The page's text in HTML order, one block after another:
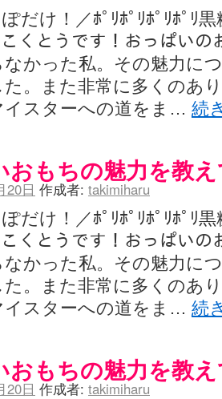
だけ！／ﾎﾟﾘﾎﾟﾘﾎﾟﾘﾎﾟﾘ
くとうです！おっぱい
なかった私。その魅力に
。また非常に多くのあ
イスターへの道をま… 続
おもちの魅力を教
20日 作成者: takimiharu
だけ！／ﾎﾟﾘﾎﾟﾘﾎﾟﾘﾎﾟﾘ
くとうです！おっぱい
なかった私。その魅力に
。また非常に多くのあ
イスターへの道をま… 続
おもちの魅力を教
20日 作成者: takimiharu